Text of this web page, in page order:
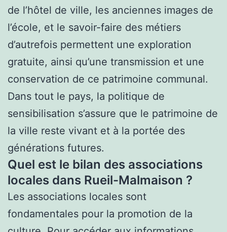
de l’hôtel de ville, les anciennes images de
l’école, et le savoir-faire des métiers
d’autrefois permettent une exploration
gratuite, ainsi qu’une transmission et une
conservation de ce patrimoine communal.
Dans tout le pays, la politique de
sensibilisation s’assure que le patrimoine de
la ville reste vivant et à la portée des
générations futures.
Quel est le bilan des associations
locales dans Rueil-Malmaison ?
Les associations locales sont
fondamentales pour la promotion de la